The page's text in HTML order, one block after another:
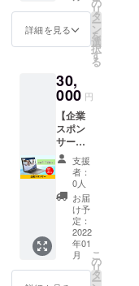
値段で
す。
ラウド
ファン
6,000円
でご案
す。 ※
瞬間消
臭靴下
PRONI
CAのサ
イズは
24cmか
ら27cm
です。
※送料込
みのお
値段で
す。
る権利
です。
株式会
ション
ブレー
クの
LINE公
式アカ
ウント
に支援
者とし
てお名
前を掲
載させ
ていた
だきま
す。 あ
なたの
お名前
詳細を見る
の
リ
タ
ー
ン
を
選
択
す
る
30,
000 円
【企業
スポン
サー】
株式会
社ス
テー
ション
ブレー
クの企
業スポ
ンサー
になれ
る権利
支援
者：
0人
お届
け予
定：
2022
年01
月
こ
の
リ
タ
ー